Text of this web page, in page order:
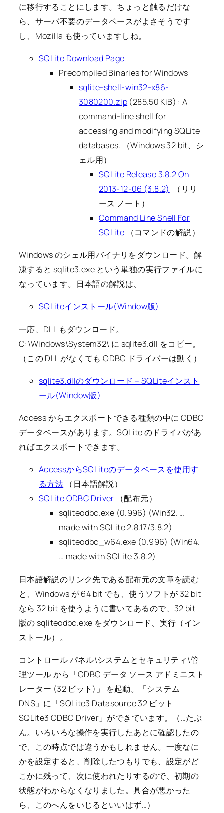
に移行することにします。ちょっと触るだけな
ら、サーバ不要のデータベースがよさそうです
し、Mozilla も使っていますしね。
SQLite Download Page
Precompiled Binaries for Windows
sqlite-shell-win32-x86-
3080200.zip (285.50 KiB) : A
command-line shell for
accessing and modifying SQLite
databases. （Windows 32 bit、シ
ェル用）
SQLite Release 3.8.2 On
2013-12-06 (3.8.2)
（リリ
ース ノート）
Command Line Shell For
SQLite （コマンドの解説）
Windows のシェル用バイナリをダウンロード。解
凍すると sqlite3.exe という単独の実行ファイルに
なっています。日本語の解説は、
SQLiteインストール(Window版)
一応、DLL もダウンロード。
C:\Windows\System32\ に sqlite3.dll をコピー。
（この DLL がなくても ODBC ドライバーは動く）
sqlite3.dllのダウンロード – SQLiteインスト
ール(Window版)
Access からエクスポートできる種類の中に ODBC
データベースがあります。SQLite のドライバがあ
ればエクスポートできます。
AccessからSQLiteのデータベースを使用す
る方法 （日本語解説）
SQLite ODBC Driver （配布元）
sqliteodbc.exe (0.996) (Win32. …
made with SQLite 2.8.17/3.8.2)
sqliteodbc_w64.exe (0.996) (Win64.
… made with SQLite 3.8.2)
日本語解説のリンク先である配布元の文章を読む
と、Windows が 64 bit でも、使うソフトが 32 bit
なら 32 bit を使うように書いてあるので、32 bit
版の sqliteodbc.exe をダウンロード、実行（イン
ストール）。
コントロール パネル\システムとセキュリティ\管
理ツール から「ODBC データ ソース アドミニスト
レーター (32 ビット)」 を起動。「システム
DNS」に「SQLite3 Datasource 32 ビット
SQLite3 ODBC Driver」ができています。（…たぶ
ん。いろいろな操作を実行したあとに確認したの
で、この時点では違うかもしれません。一度なに
かを設定すると、削除したつもりでも、設定がど
こかに残って、次に使われたりするので、初期の
状態がわからなくなりました。具合が悪かった
ら、このへんをいじるといいはず…）